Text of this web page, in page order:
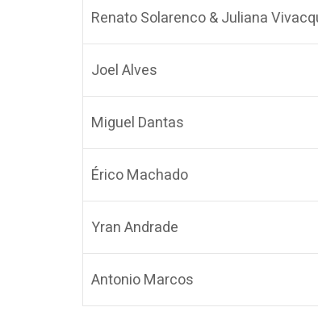
Renato Solarenco & Juliana
Joel Alves
Miguel Dantas
Érico Machado
Yran Andrade
Antonio Marcos